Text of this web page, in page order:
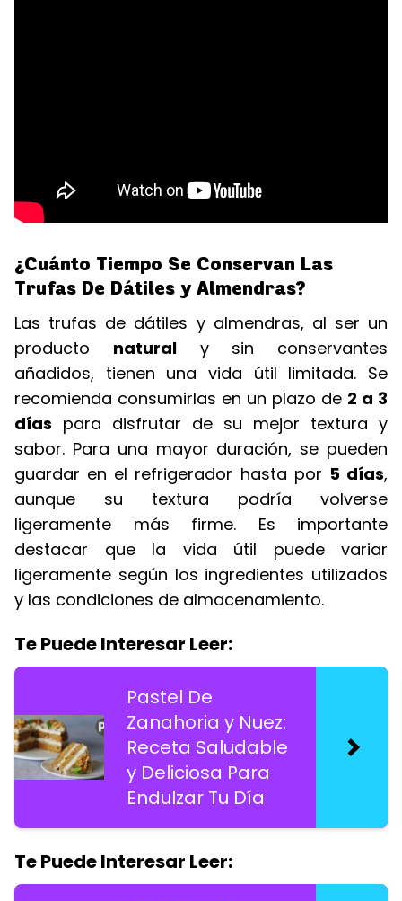
¿Cuánto Tiempo Se Conservan Las
Trufas De Dátiles y Almendras?
Las trufas de dátiles y almendras, al ser un
producto naturaly sin conservantes
añadidos, tienen una vida útil limitada. Se
recomienda consumirlas en un plazo de 2 a 3
días para disfrutar de su mejor textura y
sabor. Para una mayor duración, se pueden
guardar en el refrigerador hasta por 5 días,
aunque su textura podría volverse
ligeramente más firme. Es importante
destacar que la vida útil puede variar
ligeramente según los ingredientes utilizados
y las condiciones de almacenamiento.
Te Puede Interesar Leer:
Pastel De
Zanahoria y Nuez:
Receta Saludable
y Deliciosa Para
Endulzar Tu Día
Te Puede Interesar Leer: